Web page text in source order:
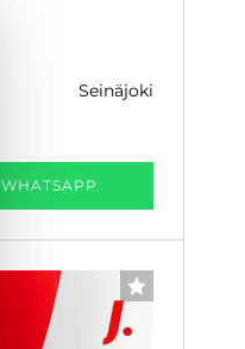
seinäjoki
WHATSAPP
FAVORITER